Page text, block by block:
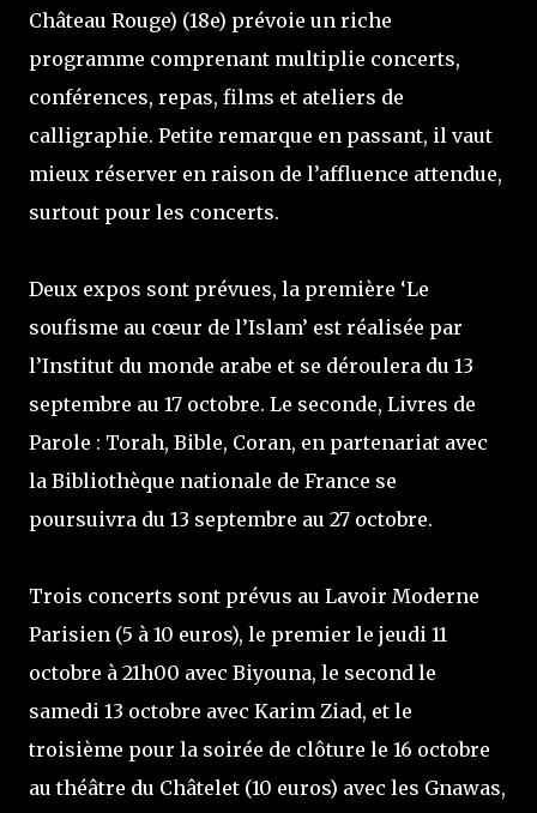
Château Rouge) (18e) prévoie un riche
programme comprenant multiplie concerts,
conférences, repas, films et ateliers de
calligraphie. Petite remarque en passant, il vaut
mieux réserver en raison de l’affluence attendue,
surtout pour les concerts.
Deux expos sont prévues, la première ‘Le
soufisme au cœur de l’Islam’ est réalisée par
l’Institut du monde arabe et se déroulera du 13
septembre au 17 octobre. Le seconde, Livres de
Parole : Torah, Bible, Coran, en partenariat avec
la Bibliothèque nationale de France se
poursuivra du 13 septembre au 27 octobre.
Trois concerts sont prévus au Lavoir Moderne
Parisien (5 à 10 euros), le premier le jeudi 11
octobre à 21h00 avec Biyouna, le second le
samedi 13 octobre avec Karim Ziad, et le
troisième pour la soirée de clôture le 16 octobre
au théâtre du Châtelet (10 euros) avec les Gnawas,